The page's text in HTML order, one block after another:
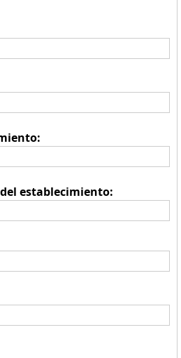
establecimiento: